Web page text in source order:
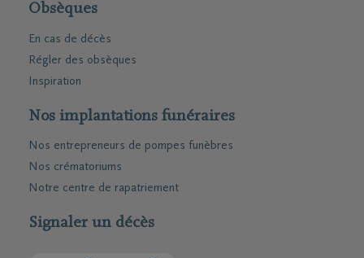
Obsèques
En cas de décès
Régler des obsèques
Inspiration
Nos implantations funéraires
Nos entrepreneurs de pompes funèbres
Nos crématoriums
Notre centre de rapatriement
Signaler un décès